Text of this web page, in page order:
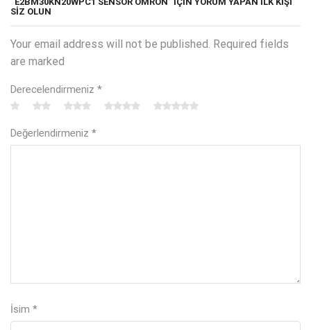
SIZ OLUN
Your email address will not be published. Required fields
are marked
Derecelendirmeniz *
Değerlendirmeniz *
İsim *